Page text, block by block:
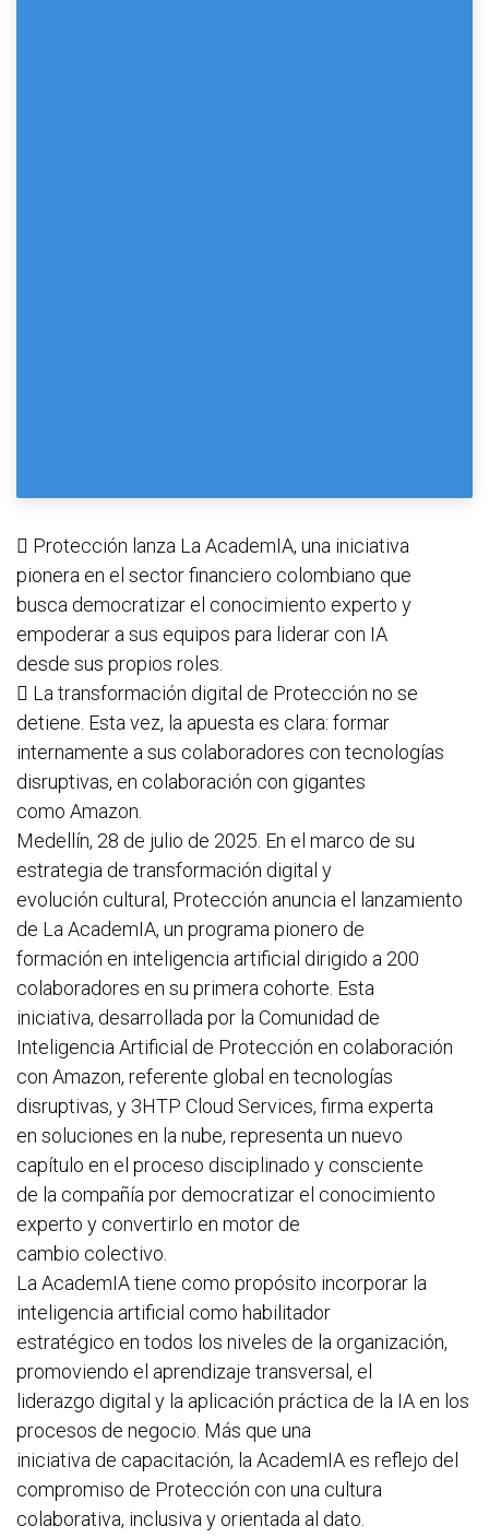
 Protección lanza La AcademIA, una iniciativa
pionera en el sector financiero colombiano que
busca democratizar el conocimiento experto y
empoderar a sus equipos para liderar con IA
desde sus propios roles.
 La transformación digital de Protección no se
detiene. Esta vez, la apuesta es clara: formar
internamente a sus colaboradores con tecnologías
disruptivas, en colaboración con gigantes
como Amazon.
Medellín, 28 de julio de 2025. En el marco de su
estrategia de transformación digital y
evolución cultural, Protección anuncia el lanzamiento
de La AcademIA, un programa pionero de
formación en inteligencia artificial dirigido a 200
colaboradores en su primera cohorte. Esta
iniciativa, desarrollada por la Comunidad de
Inteligencia Artificial de Protección en colaboración
con Amazon, referente global en tecnologías
disruptivas, y 3HTP Cloud Services, firma experta
en soluciones en la nube, representa un nuevo
capítulo en el proceso disciplinado y consciente
de la compañía por democratizar el conocimiento
experto y convertirlo en motor de
cambio colectivo.
La AcademIA tiene como propósito incorporar la
inteligencia artificial como habilitador
estratégico en todos los niveles de la organización,
promoviendo el aprendizaje transversal, el
liderazgo digital y la aplicación práctica de la IA en los
procesos de negocio. Más que una
iniciativa de capacitación, la AcademIA es reflejo del
compromiso de Protección con una cultura
colaborativa, inclusiva y orientada al dato.